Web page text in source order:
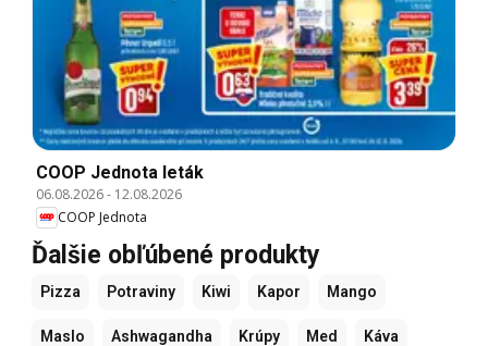
COOP Jednota leták
06.08.2026- 12.08.2026
COOP Jednota
Ďalšie obľúbené produkty
Pizza Potraviny Kiwi Kapor Mango
Maslo Ashwagandha Krúpy Med Káva